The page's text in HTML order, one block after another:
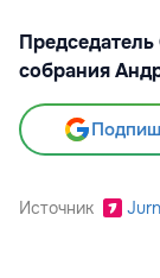
собрания
Источник